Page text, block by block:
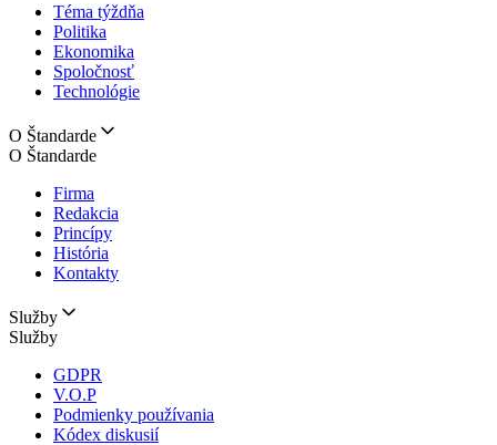
Téma týždňa
Politika
Ekonomika
Spoločnosť
Technológie
O Štandarde
O Štandarde
Firma
Redakcia
Princípy
História
Kontakty
Služby
Služby
GDPR
V.O.P
Podmienky používania
Kódex diskusií